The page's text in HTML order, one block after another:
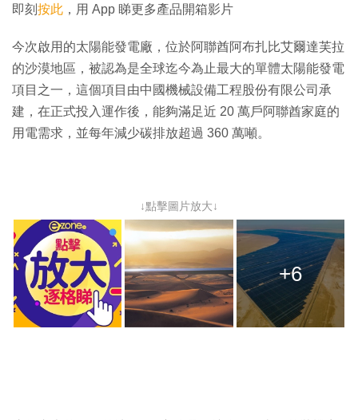
片
即刻 按此 ，用 App 睇更多產品開箱影片
今次啟用的太陽能發電廠，位於阿聯酋阿布扎比艾爾達芙拉
的沙漠地區，被認為是全球迄今為止最大的單體太陽能發電
項目之一，這個項目由中國機械設備工程股份有限公司承
建，在正式投入運作後，能夠滿足近 20 萬戶阿聯酋家庭的
用電需求，並每年減少碳排放超過 360 萬噸。
↓點擊圖片放大↓
+6